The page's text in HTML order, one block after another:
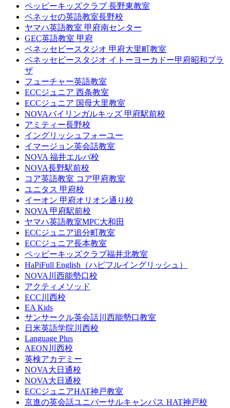
ペッピーキッズクラブ 長野東教室
ベネッセの英語教室長野校
ヤマハ英語教室 甲府南センター
GEC英語教室 甲府
ベネッセビースタジオ 甲府大里町教室
ベネッセビースタジオ イトーヨーカドー甲府昭和プラ
ザ
フューチャー英語教室
ECCジュニア 西条教室
ECCジュニア 国母大里教室
NOVAバイリンガルキッズ 甲府駅前校
アミティー長野校
イングリッシュフォーユー
イマージョン英会話教室
NOVA 福井エルパ校
NOVA長野駅前校
コア英語教室 コア甲府教室
ユニタス 甲府校
イーオン 甲府オリオン通り校
NOVA 甲府駅前校
ヤマハ英語教室MPC大和田
ECCジュニア追分町教室
ECCジュニア長本教室
ペッピーキッズクラブ福井北教室
HaPiFull English（ハピフルイングリッシュ）
NOVA川西能勢口校
アクティメソッド
ECC川西校
EA Kids
サンサークル英会話川西能勢口教室
日米英語学院川西校
Language Plus
AEON川西校
英検アカデミー
NOVA大日通校
NOVA大日通校
ECCジュニアHAT神戸教室
京進の英会話ユニバーサルキャンパス HAT神戸校